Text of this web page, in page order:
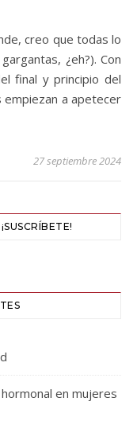
¿eh?). Con
final y principio del
empiezan a apetecer
27 septiembre 2024
en mujeres